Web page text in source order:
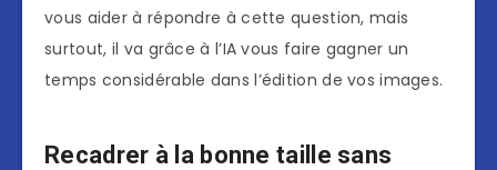
vous aider à répondre à cette question, mais
surtout, il va grâce à l’IA vous faire gagner un
temps considérable dans l’édition de vos images.
Recadrer à la bonne taille sans